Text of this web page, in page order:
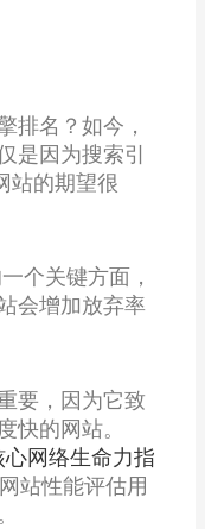
排名？如今，
是因为搜索引
站的期望很
个关键方面，
会增加放弃率
要，因为它致
快的网站。
心网络生命力指
站性能评估用